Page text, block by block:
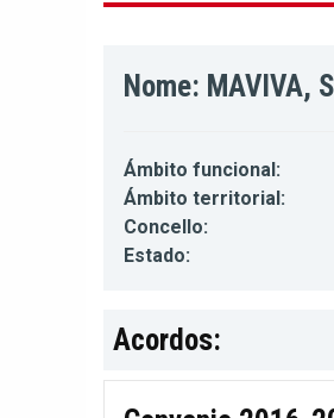
Nome: MAVIVA,
Ámbito funcional:
Ámbito territorial:
Concello:
Estado:
Acordos: